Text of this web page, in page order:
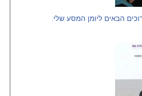
הבאים ליומן המסע שלי.